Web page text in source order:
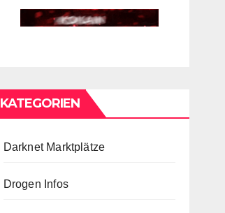
KATEGORIEN
Darknet Marktplätze
Drogen Infos